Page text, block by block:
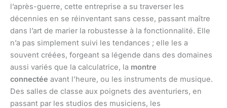
l’après-guerre, cette entreprise a su traverser les
décennies en se réinventant sans cesse, passant maître
dans l’art de marier la robustesse à la fonctionnalité. Elle
n’a pas simplement suivi les tendances ; elle les a
souvent créées, forgeant sa légende dans des domaines
aussi variés que la calculatrice, la montre
connectée avant l’heure, ou les instruments de musique.
Des salles de classe aux poignets des aventuriers, en
passant par les studios des musiciens, les